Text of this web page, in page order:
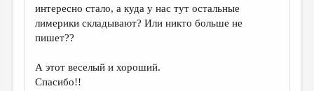
ВКОНТАКТЕ
интересно стало, а куда у нас тут остальные
лимерики складывают? Или никто больше не
пишет??
А этот веселый и хороший.
Спасибо!!